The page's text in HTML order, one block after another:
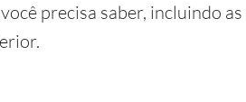
precisa saber, incluindo